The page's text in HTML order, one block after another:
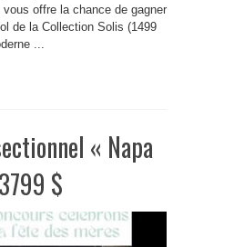
offre la chance de gagner
de la Collection Solis (1499
...
« Napa
$